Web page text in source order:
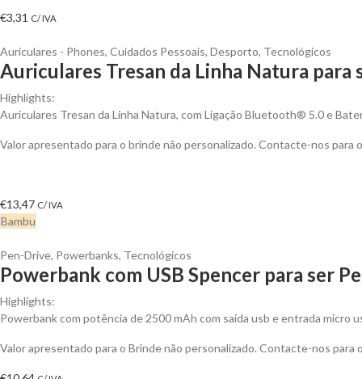
€3,31 C/ IVA
Auriculares - Phones, Cuidados Pessoais, Desporto, Tecnológicos
Auriculares Tresan da Linha Natura para
Highlights:
Auriculares Tresan da Linha Natura, com Ligação Bluetooth® 5.0 e
Valor apresentado para o brinde não personalizado. Contacte-nos
€13,47 C/ IVA
Bambu
Pen-Drive, Powerbanks, Tecnológicos
Powerbank com USB Spencer para ser
Highlights:
Powerbank com potência de 2500 mAh com saída usb e entrada micro
Valor apresentado para o Brinde não personalizado. Contacte-nos